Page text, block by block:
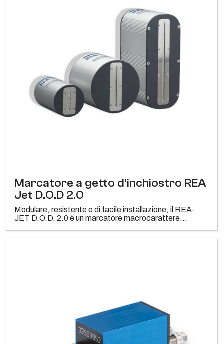
Marcatore a getto d’inchiostro REA
Jet D.O.D 2.0
Modulare, resistente e di facile installazione, il REA-
JET D.O.D. 2.0 è un marcatore macrocarattere...